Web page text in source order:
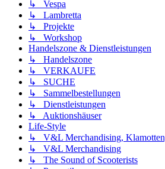
↳ Vespa
↳ Lambretta
↳ Projekte
↳ Workshop
Handelszone & Dienstleistungen
↳ Handelszone
↳ VERKAUFE
↳ SUCHE
↳ Sammelbestellungen
↳ Dienstleistungen
↳ Auktionshäuser
Life-Style
↳ V&L Merchandising,
↳ V&L Merchandising
↳ The Sound of Scooterists